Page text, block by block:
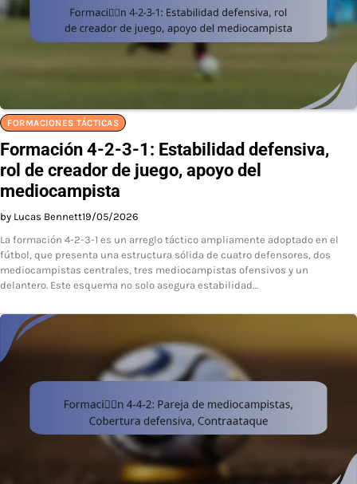
FORMACIONES TÁCTICAS
Formación 4-2-3-1: Estabilidad defensiva,
rol de creador de juego, apoyo del
mediocampista
by Lucas Bennett19/05/2026
La formación 4-2-3-1 es un arreglo táctico ampliamente adoptado en el
fútbol, que presenta una estructura sólida de cuatro defensores, dos
mediocampistas centrales, tres mediocampistas ofensivos y un
delantero. Este esquema no solo asegura estabilidad…